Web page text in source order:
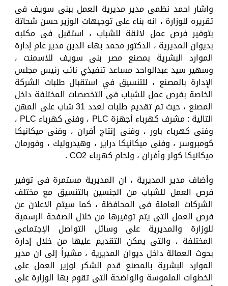
واشار احمد نظمى مدير مديرية العمل ببنى سويف فى
تقريره للوزارة ، انه بناء على توجيهات الوزير حسن شحاتة
بتوفير فرص عمل لائقة للشباب ، استقبل فى مكتبه
بديوان المديرية ، الدكتور محمد بهاء الدين مدير عام إدارة
الموارد البشرية بمصنع مصر بنى سويف للاسمنت ،
وسهير سيد عبدالواحد مساعد تنفيذي نائب رئيس مجلس
الإدارة بالمصنع ، للتنسيق في استقبال طلبات الشركة
الخاصة بفرص عمل للشباب فى التخصصات المختلفة داخل
المصنع ، حيث تم تقديم طلبات لعدد 31 شاب على المهن
التالية : مشرف كهرباء أجهزة PLC ، وفنى كهرباء PLC ،
وفنى كهرباء باور ، وفنى إنتاج أفران ، وفنى ميكانيكا
كومبروسر ، وفنى ميكانيكا دراير ، وهيدروليك ، وفورمان
ميكانيكا كولر وأفران ، ولحام كهرباء CO2 .
وأضاف مدير المديرية ، ان المديرية مستمرة فى توفير
فرص العمل للشباب من الجنسين بالتنسيق مع مختلف
الشركات العاملة فى المحافظة ، كما سيتم الاعلان عن
فرص العمل التى يتم توفيرها من خلال الصفحة الرسمية
للوزارة والمديرية على وسائل التواصل الإجتماعى
المختلفة ، والتى يمكن التقديم عليها من خلال إدارة
بحوث العمالة داخل ديوان المديرية ، مشيراً إلى ان مدير
الموارد البشرية بالمصنع قدم الشكر لوزير العمل على
الخطوات الملموسة والواضحة التى تقوم بها الوزارة على